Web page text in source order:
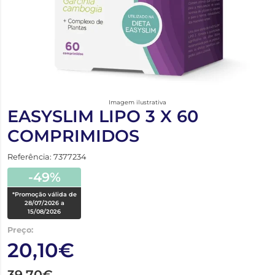
Imagem ilustrativa
EASYSLIM LIPO 3 X 60
COMPRIMIDOS
Referência: 7377234
-49%
*Promoção válida de
28/07/2026 a
15/08/2026
Preço:
20,10€